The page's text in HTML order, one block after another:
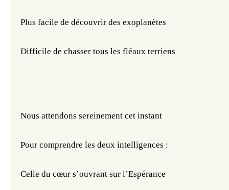
Plus facile de découvrir des exoplanètes
Difficile de chasser tous les fléaux terriens
Nous attendons sereinement cet instant
Pour comprendre les deux intelligences :
Celle du cœur s’ouvrant sur l’Espérance